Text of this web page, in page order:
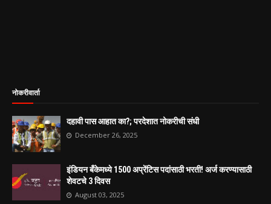
नोकरीवार्ता
दहावी पास आहात का?; परदेशात नोकरीची संधी
December 26, 2025
इंडियन बँकेमध्ये 1500 अप्रेंटिस पदांसाठी भरती! अर्ज करण्यासाठी
शेवटचे 3 दिवस
August 03, 2025